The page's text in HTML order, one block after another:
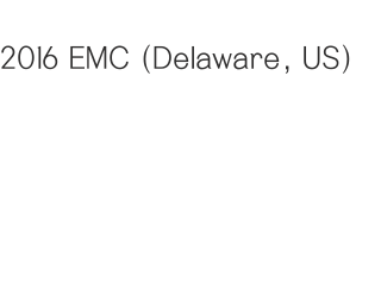
2016 EMC (Delaware, US)